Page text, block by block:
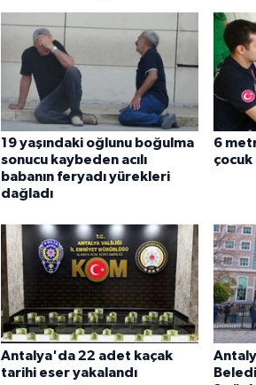
19 yaşındaki oğlunu boğulma
sonucu kaybeden acılı
babanın feryadı yürekleri
dağladı
6
çocuk
Antalya'da 22 adet kaçak
tarihi eser yakalandı